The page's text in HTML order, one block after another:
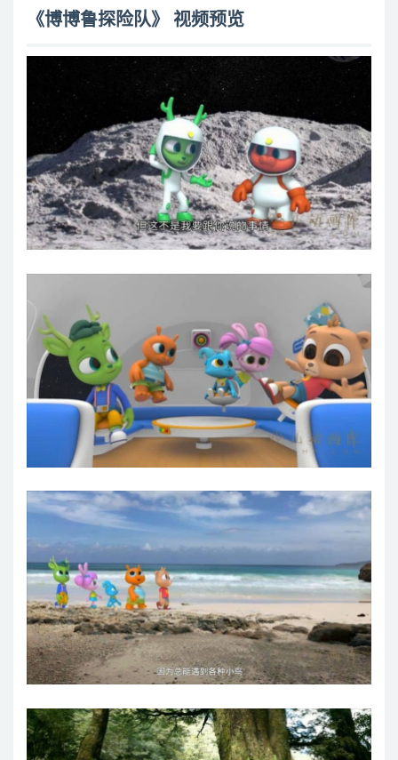
第15集 登月第一人
第17集 流星许愿记
第18集 探寻火星生命
第19集 太空营救
第20集 太空探险
第21集 享受阳光
第22集 太空大修理
第23集 最棒的生日
第24集 最佳位置
第25集 倒行的一天
第27集 出乎意料
第29集 野餐圆木魔法秀
第30集 不一样的黑熊
第31集 神奇的蚂蚁
第32集 小夜曲
第33集 疯狂自拍行动
第34集 精彩雨林舞
第35集 树懒慢吞吞
第36集 箭毒蛙向导
第37集 黏黏的办法
第38集 摇荡的猴子
第39集 干草原野马
第40集 跟踪象群行动
第41集 寻找斑马朋友
第42集 鸵鸟谜团
第43集 猎豹的速度
第44集 预警
第45集 深藏不露的河马
第46集 滚粪球
第48集 与众不同的蜘蛛
第49集 奇妙的鬣蜥
《博博鲁探险队》 视频预览